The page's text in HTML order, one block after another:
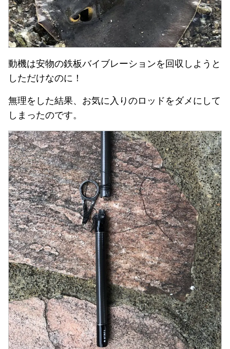
動機は安物の鉄板バイブレーションを回収しようと
しただけなのに！
無理をした結果、お気に入りのロッドをダメにして
しまったのです。